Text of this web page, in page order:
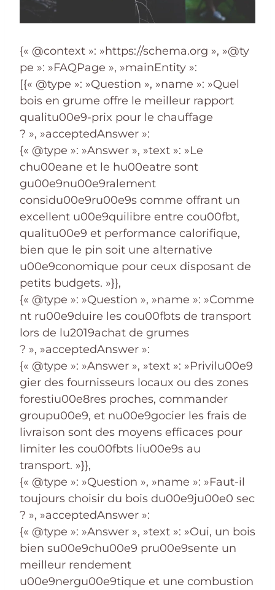
{« @context »: »https://schema.org », »@ty
pe »: »FAQPage », »mainEntity »:
[{« @type »: »Question », »name »: »Quel
bois en grume offre le meilleur rapport
qualitu00e9-prix pour le chauffage
? », »acceptedAnswer »:
{« @type »: »Answer », »text »: »Le
chu00eane et le hu00eatre sont
gu00e9nu00e9ralement
considu00e9ru00e9s comme offrant un
excellent u00e9quilibre entre cou00fbt,
qualitu00e9 et performance calorifique,
bien que le pin soit une alternative
u00e9conomique pour ceux disposant de
petits budgets. »}},
{« @type »: »Question », »name »: »Comme
nt ru00e9duire les cou00fbts de transport
lors de lu2019achat de grumes
? », »acceptedAnswer »:
{« @type »: »Answer », »text »: »Privilu00e9
gier des fournisseurs locaux ou des zones
forestiu00e8res proches, commander
groupu00e9, et nu00e9gocier les frais de
livraison sont des moyens efficaces pour
limiter les cou00fbts liu00e9s au
transport. »}},
{« @type »: »Question », »name »: »Faut-il
toujours choisir du bois du00e9ju00e0 sec
? », »acceptedAnswer »:
{« @type »: »Answer », »text »: »Oui, un bois
bien su00e9chu00e9 pru00e9sente un
meilleur rendement
u00e9nergu00e9tique et une combustion